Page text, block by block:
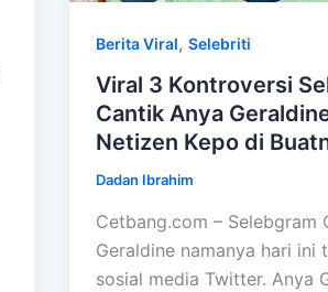
Berita Viral,Selebriti
Viral 3 Kontroversi
Cantik Anya
Netizen Kepo di
Dadan Ibrahim
Cetbang.com – Selebgram
Geraldine namanya hari ini
sosial media Twitter. Anya